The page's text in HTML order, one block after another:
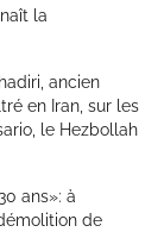
la
ancien
en Iran, sur les
le Hezbollah
ans»: à
de